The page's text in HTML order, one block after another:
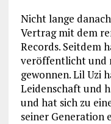
Nicht lange
Vertrag mit dem
Records. Seitdem
veröffentlicht und
gewonnen. Lil Uzi
Leidenschaft und
und hat sich zu
seiner Generation